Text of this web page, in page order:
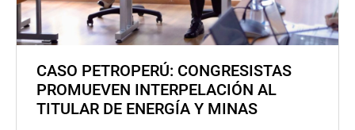
CASO PETROPERÚ: CONGRESISTAS
PROMUEVEN INTERPELACIÓN AL
TITULAR DE ENERGÍA Y MINAS